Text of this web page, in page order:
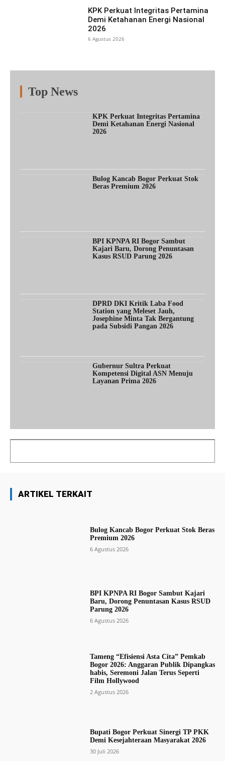
KPK Perkuat Integritas Pertamina
Demi Ketahanan Energi Nasional
2026
6 Agustus 2026
Top News
KPK Perkuat Integritas Pertamina
Demi Ketahanan Energi Nasional
2026
Bulog Kancab Bogor Perkuat Stok
Beras Premium 2026
BPI KPNPA RI Bogor Sambut
Kajari Baru, Dorong Penuntasan
Kasus RSUD Parung 2026
DPRD DKI Kritik Laba Food
Station yang Meleset Jauh,
Josephine Minta Tak Bergantung
pada Subsidi Pangan 2026
Gubernur Sultra Perkuat
Kompetensi Digital ASN Menuju
Layanan Prima 2026
ARTIKEL TERKAIT
Bulog Kancab Bogor Perkuat Stok Beras
Premium 2026
6 Agustus 2026
BPI KPNPA RI Bogor Sambut Kajari
Baru, Dorong Penuntasan Kasus RSUD
Parung 2026
6 Agustus 2026
Tameng “Efisiensi Asta Cita” Pemkab
Bogor 2026: Anggaran Publik Dipangkas
habis, Seremoni Jalan Terus Seperti
Film Hollywood
2 Agustus 2026
Bupati Bogor Perkuat Sinergi TP PKK
Demi Kesejahteraan Masyarakat 2026
30 Juli 2026